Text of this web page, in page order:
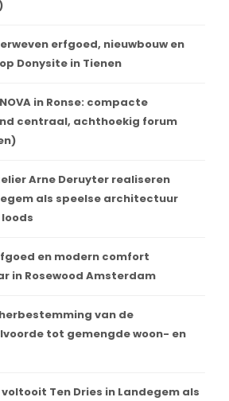
erfgoed, nieuwbouw en
Donysite in Tienen
in Ronse: compacte
centraal, achthoekig forum
Arne Deruyter realiseren
als speelse architectuur
en modern comfort
in Rosewood Amsterdam
van de
tot gemengde woon- en
Ten Dries in Landegem als